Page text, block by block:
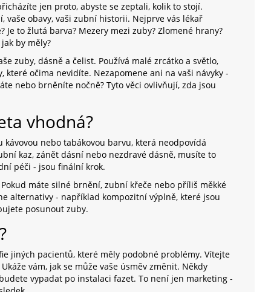
jen proto, abyste se zeptali, kolik to stojí.
vaše obavy, vaši zubní historii. Nejprve vás lékař
Je to žlutá barva? Mezery mezi zuby? Zlomené hrany?
by měly?
zuby, dásně a čelist. Používá malé zrcátko a světlo,
očima nevidíte. Nezapomene ani na vaši návyky -
nebo brněníte nočně? Tyto věci ovlivňují, zda jsou
vhodná?
nebo tabákovou barvu, která neodpovídá
kaz, zánět dásní nebo nezdravé dásně, musíte to
péči - jsou finální krok.
máte silné brnění, zubní křeče nebo příliš měkké
alternativy - například kompozitní výplně, které jsou
posunout zuby.
jiných pacientů, které měly podobné problémy. Vítejte
vám, jak se může vaše úsměv změnit. Někdy
vypadat po instalaci fazet. To není jen marketing -